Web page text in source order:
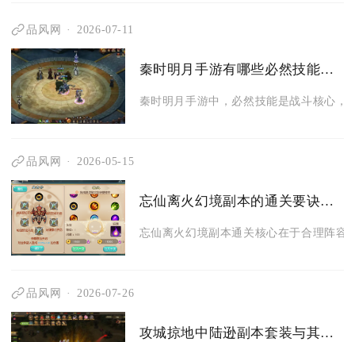
品风网 2026-07-11
秦时明月手游有哪些必然技能需要掌握
秦时明月手游中，必然技能是战斗核心，
品风网 2026-05-15
忘仙离火幻境副本的通关要诀有哪些
忘仙离火幻境副本通关核心在于合理阵容
品风网 2026-07-26
攻城掠地中陆逊副本套装与其他装备的区别是什么